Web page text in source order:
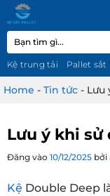
qua
nội
dung
Tìm
kiếm:
Kệ trung tải Pallet sắt
Home - Tin tức - Lưu
Lưu ý khi sử
Đăng vào 10/12/2025 bởi
Kệ Double Deep